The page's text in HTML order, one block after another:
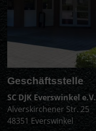
Geschäftsstelle
SC DJK Everswinkel e.V.
Alverskirchener Str. 25
48351 Everswinkel